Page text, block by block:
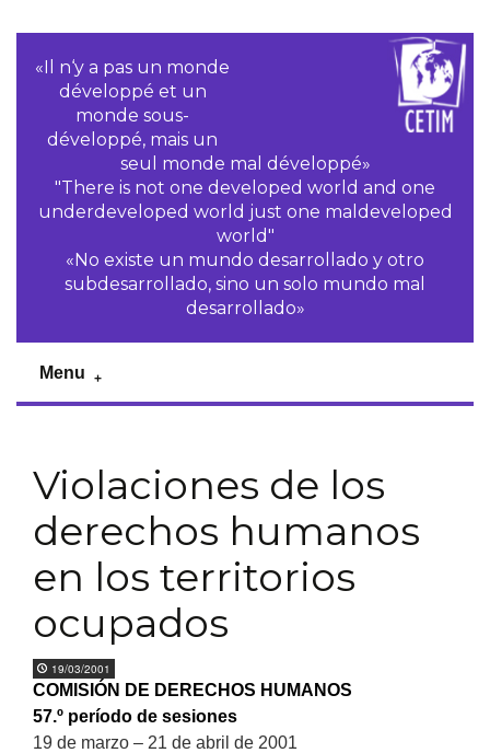
«Il n‘y a pas un monde
développé et un
monde sous-
développé, mais un
seul monde mal développé»
"There is not one developed world and one
underdeveloped world just one maldeveloped
world"
«No existe un mundo desarrollado y otro
subdesarrollado, sino un solo mundo mal
desarrollado»
Menu
Violaciones de los
derechos humanos
en los territorios
ocupados
19/03/2001
COMISIÓN DE DERECHOS HUMANOS
57.º período de sesiones
19 de marzo – 21 de abril de 2001